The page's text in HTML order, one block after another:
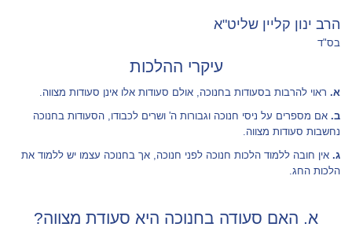
הרב ינון קליין שליט"א
בס"ד
עיקרי ההלכות
א. ראוי להרבות בסעודות בחנוכה, אולם סעודות אלו אינן סעודות מצווה.
ב. אם מספרים על ניסי חנוכה וגבורות ה' ושרים לכבודו, הסעודות בחנוכה
נחשבות סעודות מצווה.
ג. אין חובה ללמוד הלכות חנוכה לפני חנוכה, אך בחנוכה עצמו יש ללמוד את
הלכות החג.
א. האם סעודה בחנוכה היא סעודת מצווה?